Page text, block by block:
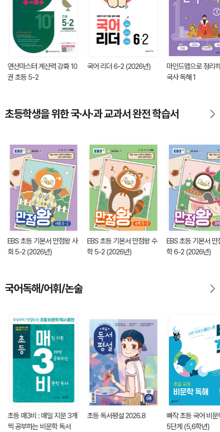
연산마스터 계산력 강화 10
권 초등 5-2
국어 리더 6-2 (2026년)
마인드맵으로 정리
국사 독해 1
초등학생을 위한 국·사·과 교과서 완전 학습서
EBS 초등 기본서 만점왕 사
회 5-2 (2026년)
EBS 초등 기본서 만점왕 수
학 5-2 (2026년)
EBS 초등 기본서 만
학 6-2 (2026년)
국어독해/어휘/논술
초등 매3비 : 매일 지문 3개
씩 공부하는 비문학 독서
초등 독서평설 2026.8
빠작 초등 국어 비
5단계 (5,6학년)